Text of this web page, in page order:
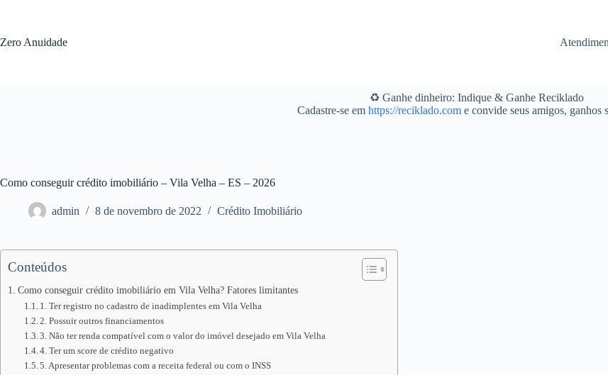
conteúdo
Zero Anuidade
♻️ Ganhe dinheiro: Indique & Ganhe Reciklado
Cadastre-se em https://reciklado.come convide seus amigos, ganhos
Como conseguir crédito imobiliário – Vila Velha – ES – 2026
admin 8 de novembro de 2022 Crédito Imobiliário
Conteúdos
Como conseguir crédito imobiliário em Vila Velha? Fatores limitantes
1. Ter registro no cadastro de inadimplentes em Vila Velha
2. Possuir outros financiamentos
3. Não ter renda compatível com o valor do imóvel desejado em Vila Velha
4. Ter um score de crédito negativo
5. Apresentar problemas com a receita federal ou com o INSS